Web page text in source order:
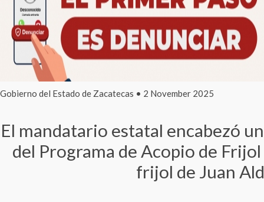
Gobierno del Estado de Zacatecas • 2 November 2025
El mandatario estatal encabezó
del Programa de Acopio de
frijol de Juan